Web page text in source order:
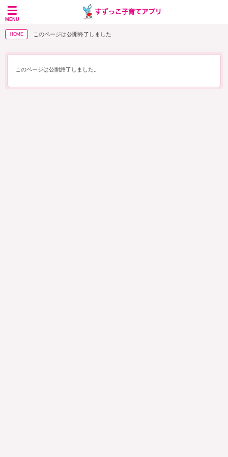
MENU
HOME このページは公開終了しました
このページは公開終了しました。